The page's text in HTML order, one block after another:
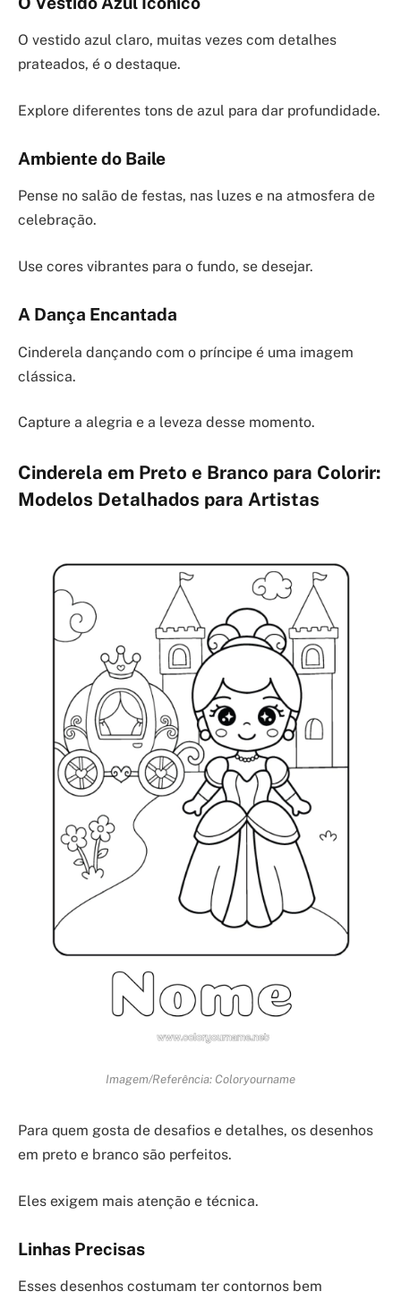
O vestido azul claro, muitas vezes com detalhes
prateados, é o destaque.
Explore diferentes tons de azul para dar profundidade.
Ambiente do Baile
Pense no salão de festas, nas luzes e na atmosfera de
celebração.
Use cores vibrantes para o fundo, se desejar.
A Dança Encantada
Cinderela dançando com o príncipe é uma imagem
clássica.
Capture a alegria e a leveza desse momento.
Cinderela em Preto e Branco para Colorir:
Modelos Detalhados para Artistas
Imagem/Referência: Coloryourname
Para quem gosta de desafios e detalhes, os desenhos
em preto e branco são perfeitos.
Eles exigem mais atenção e técnica.
Linhas Precisas
Esses desenhos costumam ter contornos bem